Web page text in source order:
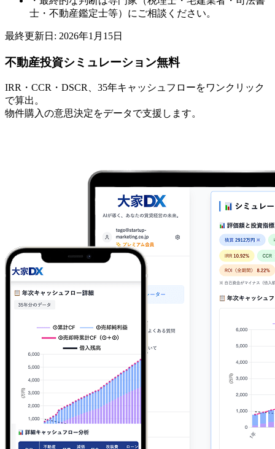
士・不動産鑑定士等）にご相談ください。
最終更新日: 2026年1月15日
不動産投資シミュレーション無料
IRR・CCR・DSCR、35年キャッシュフローをワンクリック
で算出。
物件購入の意思決定をデータで支援します。